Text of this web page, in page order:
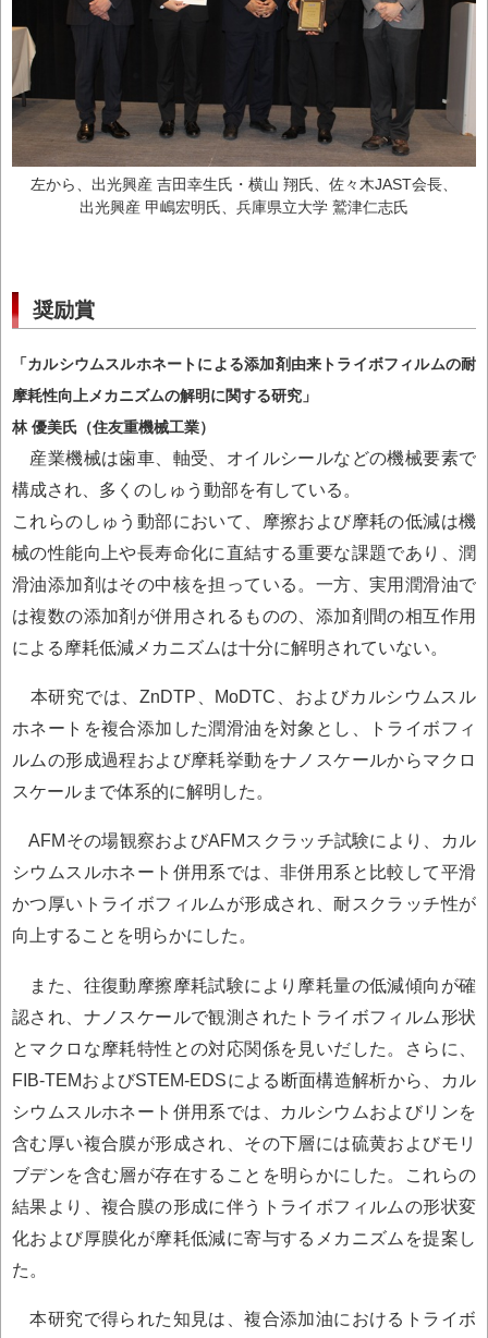
左から、出光興産 吉田幸生氏・横山 翔氏、佐々木JAST会長、
出光興産 甲嶋宏明氏、兵庫県立大学 鷲津仁志氏
奨励賞
「カルシウムスルホネートによる添加剤由来トライボフィルムの耐
摩耗性向上メカニズムの解明に関する研究」
林 優美氏（住友重機械工業）
産業機械は歯車、軸受、オイルシールなどの機械要素で
構成され、多くのしゅう動部を有している。
これらのしゅう動部において、摩擦および摩耗の低減は機
械の性能向上や長寿命化に直結する重要な課題であり、潤
滑油添加剤はその中核を担っている。一方、実用潤滑油で
は複数の添加剤が併用されるものの、添加剤間の相互作用
による摩耗低減メカニズムは十分に解明されていない。
本研究では、ZnDTP、MoDTC、およびカルシウムスル
ホネートを複合添加した潤滑油を対象とし、トライボフィ
ルムの形成過程および摩耗挙動をナノスケールからマクロ
スケールまで体系的に解明した。
AFMその場観察およびAFMスクラッチ試験により、カル
シウムスルホネート併用系では、非併用系と比較して平滑
かつ厚いトライボフィルムが形成され、耐スクラッチ性が
向上することを明らかにした。
また、往復動摩擦摩耗試験により摩耗量の低減傾向が確
認され、ナノスケールで観測されたトライボフィルム形状
とマクロな摩耗特性との対応関係を見いだした。さらに、
FIB-TEMおよびSTEM-EDSによる断面構造解析から、カル
シウムスルホネート併用系では、カルシウムおよびリンを
含む厚い複合膜が形成され、その下層には硫黄およびモリ
ブデンを含む層が存在することを明らかにした。これらの
結果より、複合膜の形成に伴うトライボフィルムの形状変
化および厚膜化が摩耗低減に寄与するメカニズムを提案し
た。
本研究で得られた知見は、複合添加油におけるトライボ